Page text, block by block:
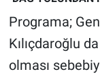
Programa;
Kılıçdaroğlu
olması
Canlı Yayın